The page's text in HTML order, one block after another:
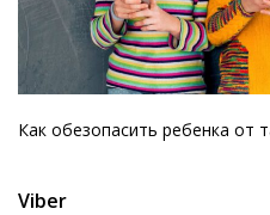
Как обезопасить ребенка от
Viber